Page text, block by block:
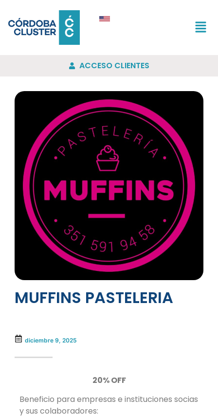
ACCESO CLIENTES
diciembre 9, 2025
20% OFF
Beneficio para empresas e instituciones socias
y sus colaboradores:
MUFFINS PASTELERIA